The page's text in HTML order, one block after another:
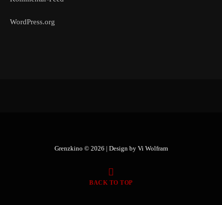
WordPress.org
Grenzkino © 2026 | Design by Vi Wolfram
BACK TO TOP